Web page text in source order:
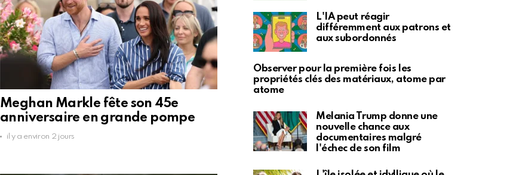
Meghan Markle fête son 45e
anniversaire en grande pompe
il y a environ 2 jours
L'IA peut réagir
différemment aux patrons et
aux subordonnés
Observer pour la première fois les
propriétés clés des matériaux, atome par
atome
Melania Trump donne une
nouvelle chance aux
documentaires malgré
l'échec de son film